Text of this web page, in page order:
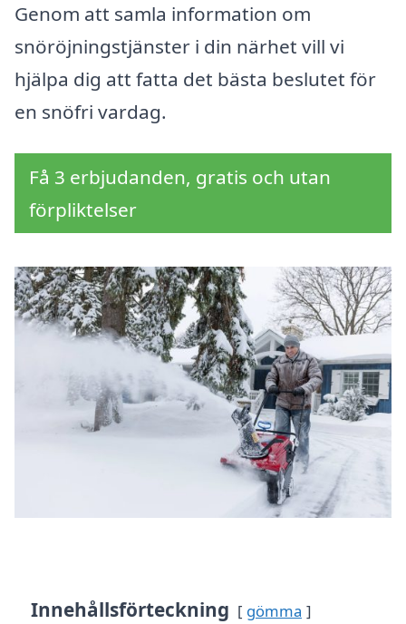
Genom att samla information om
snöröjningstjänster i din närhet vill vi
hjälpa dig att fatta det bästa beslutet för
en snöfri vardag.
Få 3 erbjudanden, gratis och utan
förpliktelser
Innehållsförteckning gömma